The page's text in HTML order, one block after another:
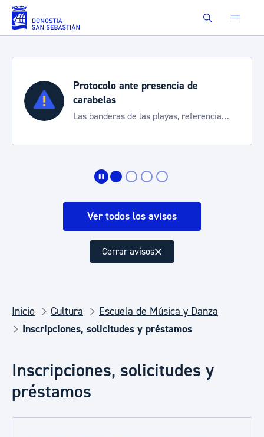
Saltar al contenido principal Buscar
ante presencia de
de las playas, referencia
Cortes de
de transporte
Ver todos los avisos
Cerrar avisos
Inicio Cultura
Escuela de Música y Danza
Inscripciones, solicitudes y préstamos
Inscripciones, solicitudes y
préstamos